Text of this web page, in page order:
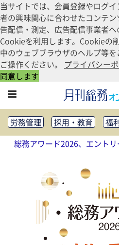
当サイトでは、会員登録やログ
者の興味関心に合わせたコンテ
告配信・測定、広告配信事業者
Cookieを利用します。Cookieの
中のウェブブラウザのヘルプ等
ご操作ください。 プライバシー
同意します
労務管理 採用・教育
福
健康経営
働き方改革
法務・コンプライアンス
リスクマネジメント・BCP
社外・社内広報
社外・社内コミュニケーション
FM・オフィス移転
CSR・
テクノロジー活用・DX
助成金・補助金・コスト削減
アウトソーシング・BPO
総務アワード2026、エントリ